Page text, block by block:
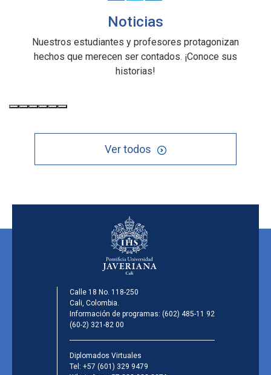
Noticias
Nuestros estudiantes y profesores protagonizan
hechos que merecen ser contados. ¡Conoce sus
historias!
Ver todos
Calle 18 No. 118-250
Cali, Colombia.
Información de programas: (602) 485-11 92
(60-2) 321-82 00
Diplomados Virtuales
Tel: +57 (601) 329 9479